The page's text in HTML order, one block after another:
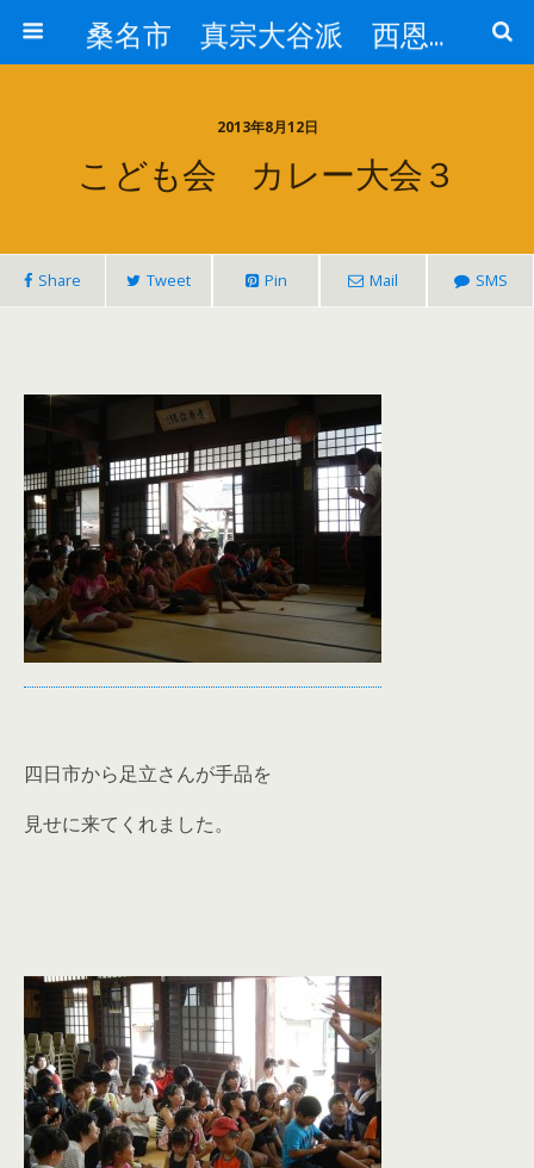
桑名市 真宗大谷派 西恩寺
2013年8月12日
こども会 カレー大会３
Share Tweet Pin Mail SMS
四日市から足立さんが手品を
見せに来てくれました。